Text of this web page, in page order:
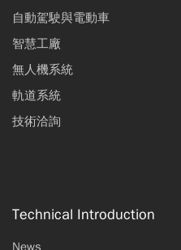
自動駕駛與電動車
智慧工廠
無人機系統
軌道系統
技術洽詢
Technical Introduction
News